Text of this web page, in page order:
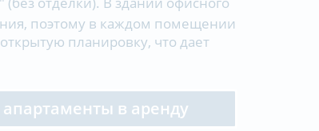
поэтому в каждом помещении
планировку, что дает
в аренду